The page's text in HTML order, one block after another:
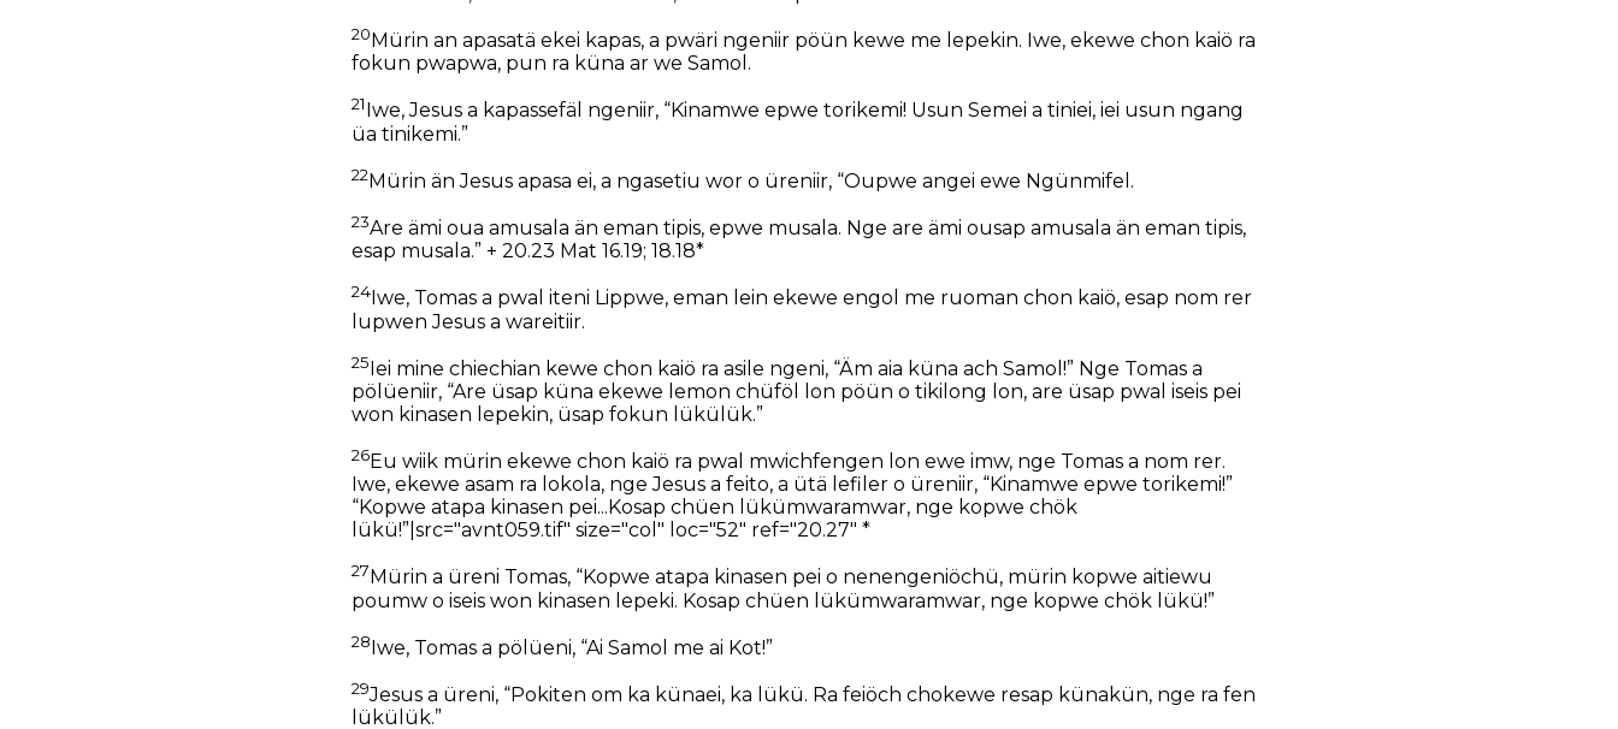
20 Mürin an apasatä ekei kapas, a pwäri ngeniir pöün kewe me lepekin. Iwe, ekewe chon kaiö ra
fokun pwapwa, pun ra küna ar we Samol.
21 Iwe, Jesus a kapassefäl ngeniir, “Kinamwe epwe torikemi! Usun Semei a tiniei, iei usun ngang
üa tinikemi.”
22Mürin än Jesus apasa ei, a ngasetiu wor o üreniir, “Oupwe angei ewe Ngünmifel.
23Are ämi oua amusala än eman tipis, epwe musala. Nge are ämi ousap amusala än eman tipis,
esap musala.” + 20.23 Mat 16.19; 18.18*
24 Iwe, Tomas a pwal iteni Lippwe, eman lein ekewe engol me ruoman chon kaiö, esap nom rer
lupwen Jesus a wareitiir.
25Iei mine chiechian kewe chon kaiö ra asile ngeni, “Äm aia küna ach Samol!” Nge Tomas a
pölüeniir, “Are üsap küna ekewe lemon chüföl lon pöün o tikilong lon, are üsap pwal iseis pei
won kinasen lepekin, üsap fokun lükülük.”
26Eu wiik mürin ekewe chon kaiö ra pwal mwichfengen lon ewe imw, nge Tomas a nom rer.
Iwe, ekewe asam ra lokola, nge Jesus a feito, a ütä lefiler o üreniir, “Kinamwe epwe torikemi!”
“Kopwe atapa kinasen pei...Kosap chüen lükümwaramwar, nge kopwe chök
lükü!”|src="avnt059.tif" size="col" loc="52" ref="20.27" *
27 Mürin a üreni Tomas, “Kopwe atapa kinasen pei o nenengeniöchü, mürin kopwe aitiewu
poumw o iseis won kinasen lepeki. Kosap chüen lükümwaramwar, nge kopwe chök lükü!”
28Iwe, Tomas a pölüeni, “Ai Samol me ai Kot!”
29Jesus a üreni, “Pokiten om ka künaei, ka lükü. Ra feiöch chokewe resap künakün, nge ra fen
lükülük.”